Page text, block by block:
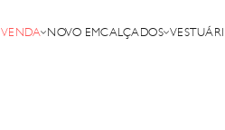
VENDA NOVO EMCALÇADOS